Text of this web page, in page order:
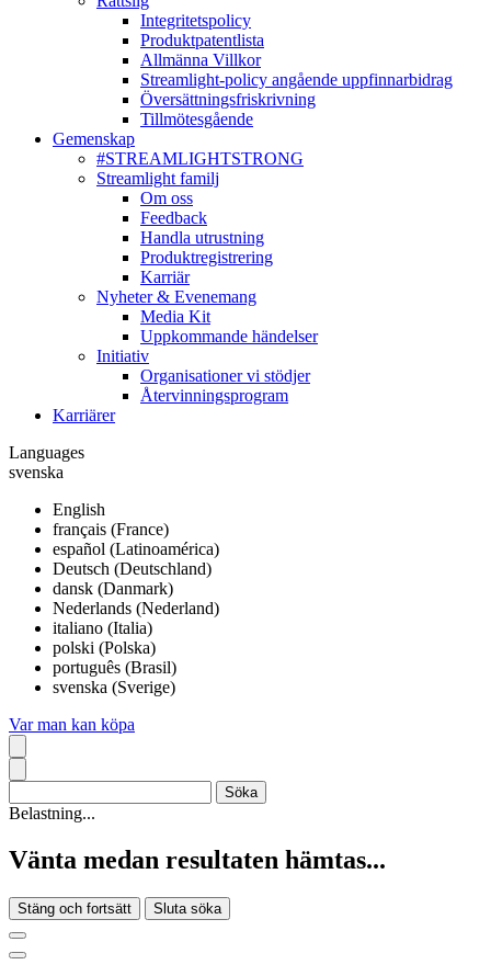
Integritetspolicy
Produktpatentlista
Allmänna Villkor
Streamlight-policy angående uppfinnarbidrag
Översättningsfriskrivning
Tillmötesgående
Gemenskap
#STREAMLIGHTSTRONG
Streamlight familj
Om oss
Feedback
Handla utrustning
Produktregistrering
Karriär
Nyheter & Evenemang
Media Kit
Uppkommande händelser
Initiativ
Organisationer vi stödjer
Återvinningsprogram
Karriärer
Languages
svenska
English
français (France)
español (Latinoamérica)
Deutsch (Deutschland)
dansk (Danmark)
Nederlands (Nederland)
italiano (Italia)
polski (Polska)
português (Brasil)
svenska (Sverige)
Var man kan köpa
Belastning...
Vänta medan resultaten hämtas...
Stäng och fortsätt Sluta söka